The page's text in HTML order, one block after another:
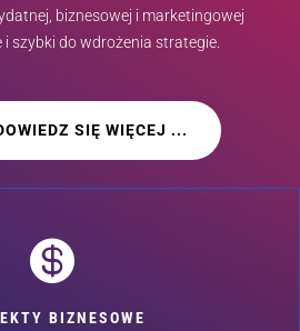
biznesowej i marketingowej
i szybki do wdrożenia strategie.
SIĘ WIĘCEJ ...

BIZNESOWE